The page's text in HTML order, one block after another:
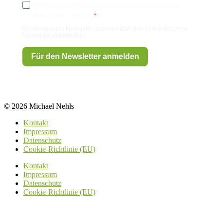
Für den Newsletter anmelden
© 2026 Michael Nehls
Kontakt
Impressum
Datenschutz
Cookie-Richtlinie (EU)
Kontakt
Impressum
Datenschutz
Cookie-Richtlinie (EU)